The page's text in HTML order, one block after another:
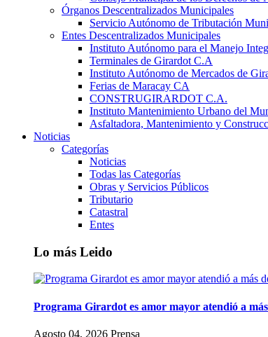
Órganos Descentralizados Municipales
Servicio Autónomo de Tributación
Entes Descentralizados Municipales
Instituto Autónomo para el Manejo
Terminales de Girardot C.A
Instituto Autónomo de Mercados de
Ferias de Maracay CA
CONSTRUGIRARDOT C.A.
Instituto Mantenimiento Urbano del
Asfaltadora, Mantenimiento y
Noticias
Categorías
Noticias
Todas las Categorías
Obras y Servicios Públicos
Tributario
Catastral
Entes
Lo más Leido
Programa Girardot es amor mayor atendió a
Agosto 04, 2026 Prensa